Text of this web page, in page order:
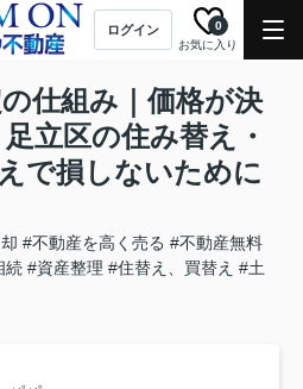
ログイン
お気に入り
0
仕組み｜価格が決
立区の住み替え・
で損しないために
#不動産を高く売る #不動産無料
続 #資産整理 #住替え、買替え #土